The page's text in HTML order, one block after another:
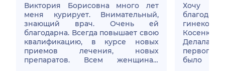
Виктория Борисовна много лет
меня курирует. Внимательный,
знающий врач. Очень ей
благодарна. Всегда повышает свою
квалификацию, в курсе новых
приемов лечения, новых
препаратов. Всем женщинам
Хочу
Косенко
Делала
первого
было